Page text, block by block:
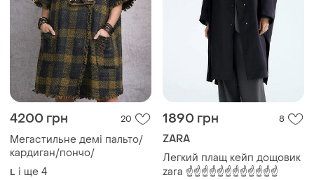
4200 грн 20
Мегастильне демі пальто/
кардиган/пончо/
L і ще 4
1890 грн 8
ZARA
Легкий плащ кейп дощовик
zara ☝️☝️☝️☝️☝️☝️☝️☝️☝️☝️☝️☝️